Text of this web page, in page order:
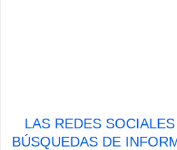
LAS REDES
BÚSQUEDAS DE